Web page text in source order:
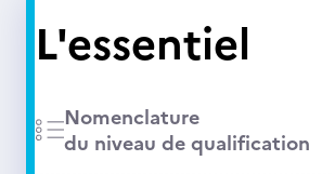
L'essentiel
Nomenclature
du niveau de qualification